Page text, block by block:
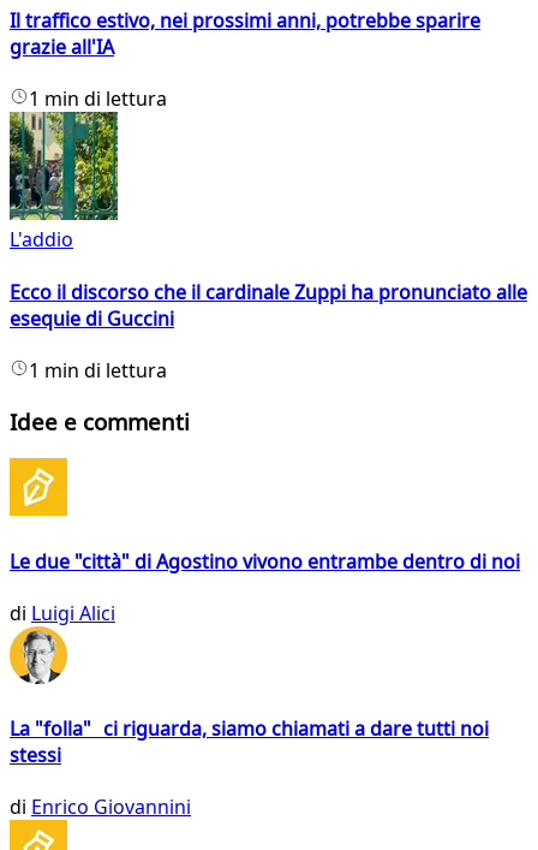
Il traffico estivo, nei prossimi anni, potrebbe sparire
grazie all'IA
1 min di lettura
L'addio
Ecco il discorso che il cardinale Zuppi ha pronunciato alle
esequie di Guccini
1 min di lettura
Idee e commenti
Le due "città" di Agostino vivono entrambe dentro di noi
di Luigi Alici
La "folla" ci riguarda, siamo chiamati a dare tutti noi
stessi
di Enrico Giovannini